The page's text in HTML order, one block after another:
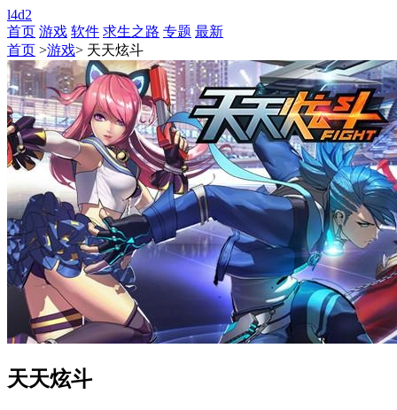
l4d2
首页 游戏 软件 求生之路 专题 最新
首页 >游戏> 天天炫斗
天天炫斗